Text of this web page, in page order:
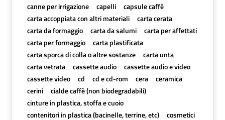
canne per irrigazione
capelli
capsule caffè
carta accoppiata con altri materiali
carta cerata
carta da formaggio
carta da salumi
carta per affettati
carta per formaggio
carta plastificata
carta sporca di colla o altre sostanze
carta unta
carta vetrata
cassette audio
cassette audio e video
cassette video
cd cd e cd-rom cera
ceramica
cerini
cialde caffè (non biodegradabili)
cinture in plastica, stoffa e cuoio
contenitori in plastica (bacinelle, terrine, etc)
cosmetici